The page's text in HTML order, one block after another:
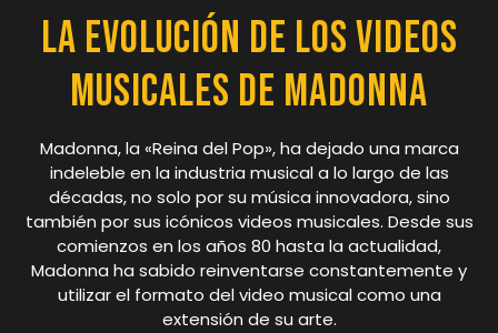
La Evolución de los Videos
Musicales de Madonna
Madonna, la «Reina del Pop», ha dejado una marca
indeleble en la industria musical a lo largo de las
décadas, no solo por su música innovadora, sino
también por sus icónicos videos musicales. Desde sus
comienzos en los años 80 hasta la actualidad,
Madonna ha sabido reinventarse constantemente y
utilizar el formato del video musical como una
extensión de su arte.